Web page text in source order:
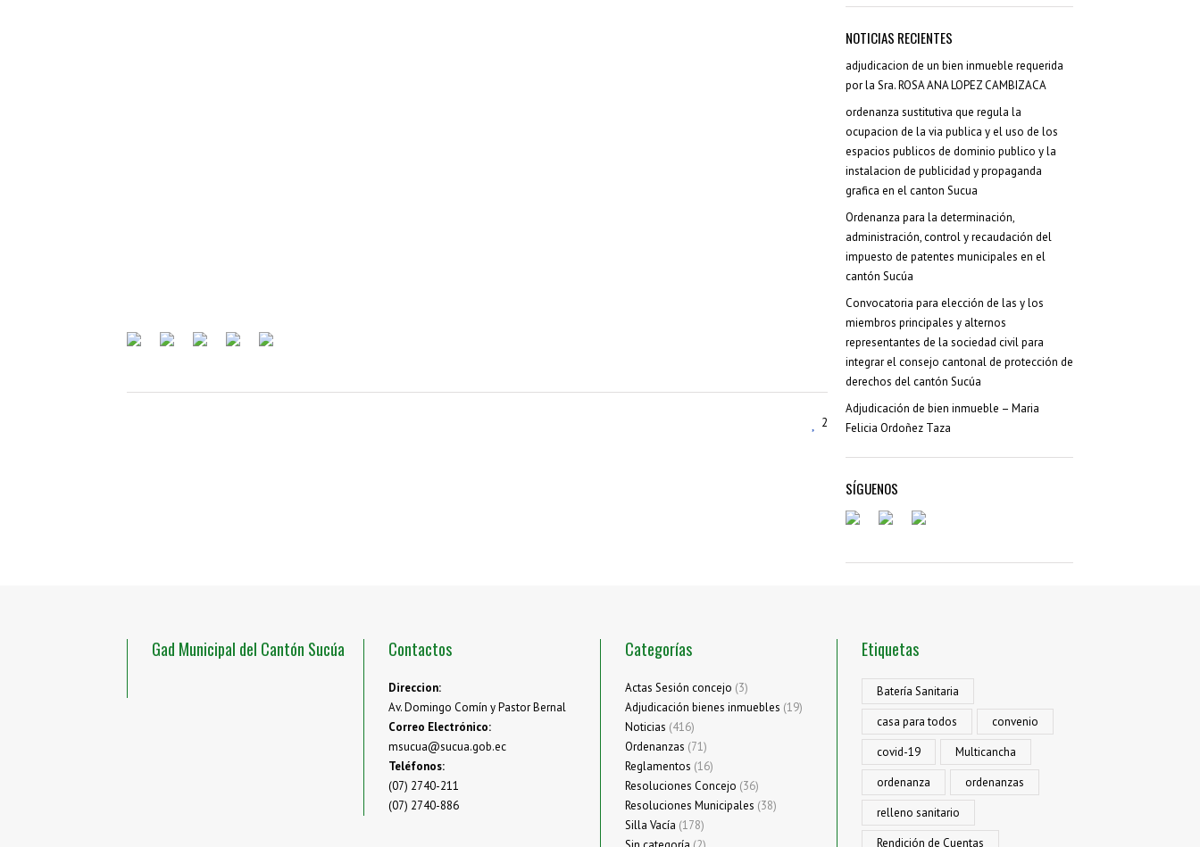
2
NOTICIAS RECIENTES
adjudicacion de un bien inmueble requerida
por la Sra. ROSA ANA LOPEZ CAMBIZACA
ordenanza sustitutiva que regula la
ocupacion de la via publica y el uso de los
espacios publicos de dominio publico y la
instalacion de publicidad y propaganda
grafica en el canton Sucua
Ordenanza para la determinación,
administración, control y recaudación del
impuesto de patentes municipales en el
cantón Sucúa
Convocatoria para elección de las y los
miembros principales y alternos
representantes de la sociedad civil para
integrar el consejo cantonal de protección de
derechos del cantón Sucúa
Adjudicación de bien inmueble – Maria
Felicia Ordoñez Taza
SÍGUENOS
Gad Municipal del Cantón Sucúa Contactos
Direccion:
Av. Domingo Comín y Pastor Bernal
Correo Electrónico:
msucua@sucua.gob.ec
Teléfonos:
(07) 2740-211
(07) 2740-886
Categorías
Actas Sesión concejo (3)
Adjudicación bienes inmuebles (19)
Noticias (416)
Ordenanzas (71)
Reglamentos (16)
Resoluciones Concejo (36)
Resoluciones Municipales (38)
Silla Vacía (178)
Etiquetas
Batería Sanitaria
casa para todos
convenio
covid-19
Multicancha
ordenanza
ordenanzas
relleno sanitario
Rendición de Cuentas